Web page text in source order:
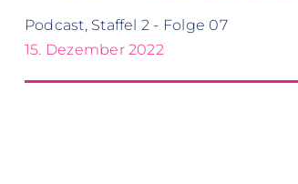
Podcast, Staffel 2 - Folge 07
15. Dezember 2022